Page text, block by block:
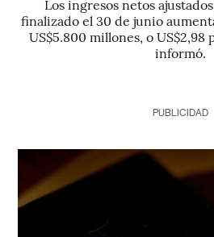
Los ingresos netos
finalizado el 30 de junio
US$5.800 millones, o US$2,98
informó.
PUBLICIDAD